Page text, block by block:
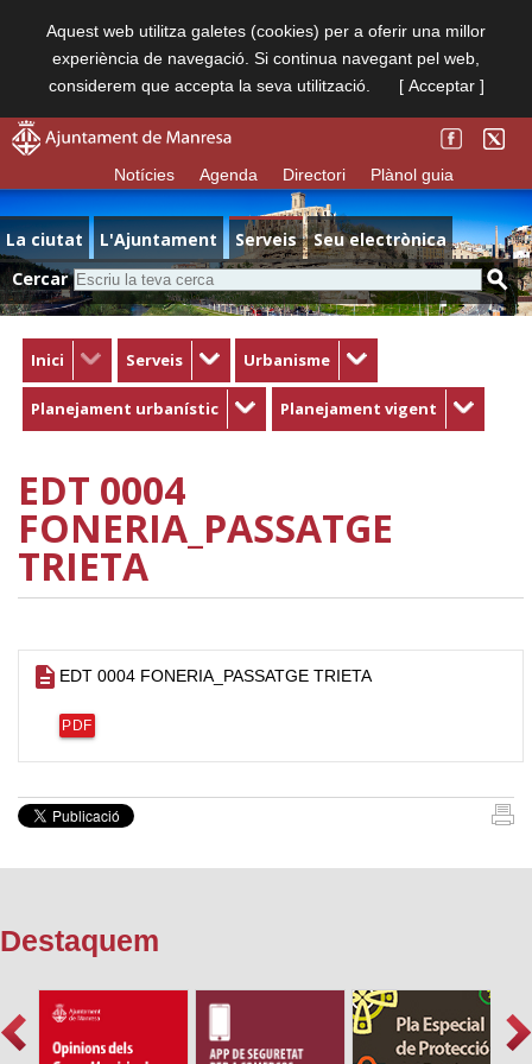
Aquest web utilitza galetes (cookies) per a oferir una millor
experiència de navegació. Si continua navegant pel web,
considerem que accepta la seva utilització.
[ Acceptar ]
Notícies Agenda Directori Plànol guia
La ciutat L'Ajuntament Serveis
Seu electrònica
Cercar
Inici Serveis Urbanisme
Planejament urbanístic Planejament vigent
EDT 0004
FONERIA_PASSATGE
TRIETA
description EDT 0004 FONERIA_PASSATGE TRIETA
PDF
Destaquem